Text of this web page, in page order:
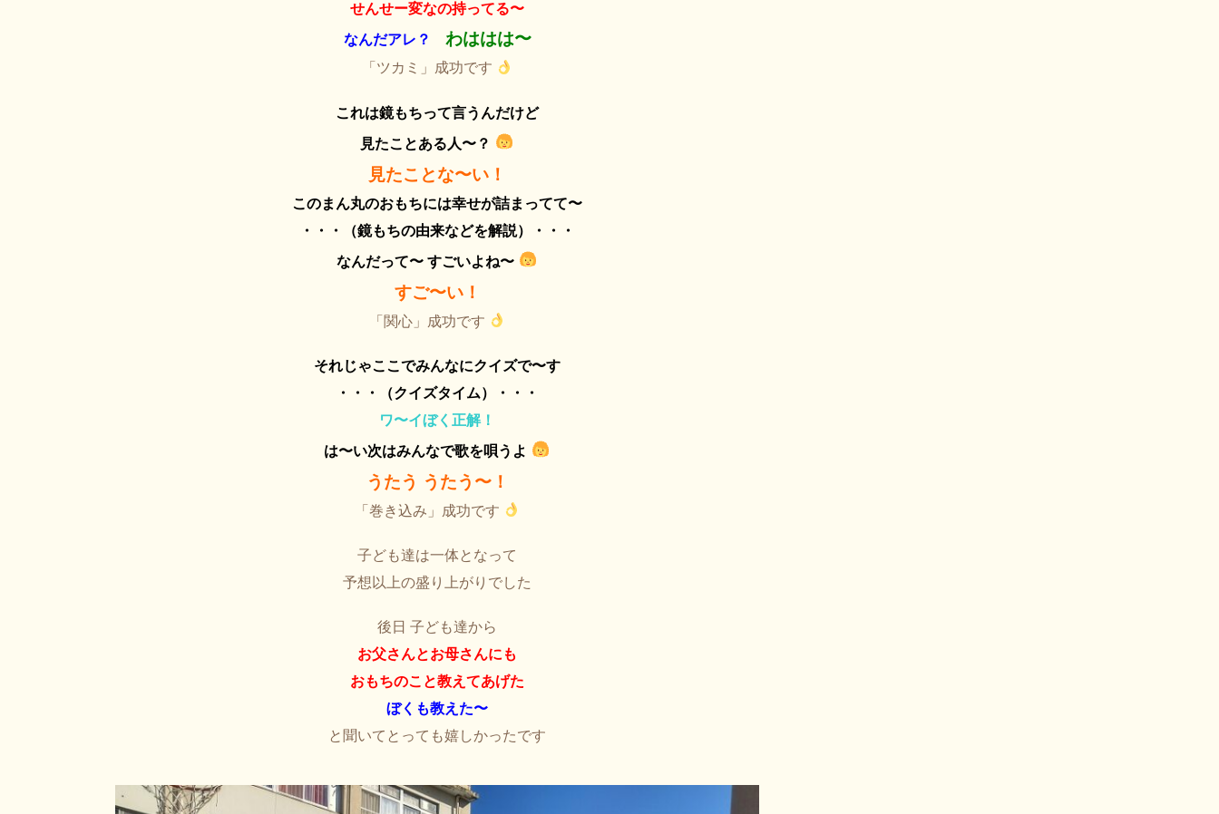
せんせー変なの持ってる〜
なんだアレ？
わははは〜
「ツカミ」成功です
これは鏡もちって言うんだけど
見たことある人〜？
見たことな〜い！
このまん丸のおもちには幸せが詰まってて〜
・・・（鏡もちの由来などを解説）・・・
なんだって〜 すごいよね〜
すご〜い！
「関心」成功です
それじゃここでみんなにクイズで〜す
・・・（クイズタイム）・・・
ワ〜イぼく正解！
は〜い次はみんなで歌を唄うよ
うたう うたう〜！
「巻き込み」成功です
子ども達は一体となって
予想以上の盛り上がりでした
後日 子ども達から
お父さんとお母さんにも
おもちのこと教えてあげた
ぼくも教えた〜
と聞いてとっても嬉しかったです